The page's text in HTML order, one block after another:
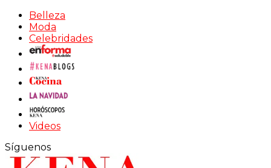
Belleza
Moda
Celebridades
Videos
Síguenos